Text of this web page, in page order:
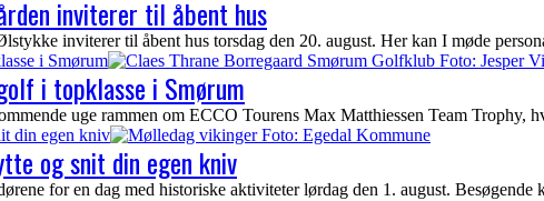
inviterer til åbent hus
inviterer til åbent hus torsdag den 20. august. Her kan I møde
i Smørum
i topklasse i Smørum
uge rammen om ECCO Tourens Max Matthiessen Team Trophy,
din egen kniv
og snit din egen kniv
for en dag med historiske aktiviteter lørdag den 1. august.